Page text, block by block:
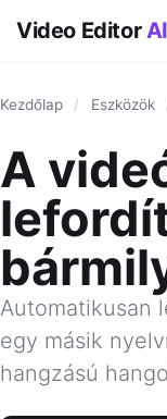
Video EditorAI
Kezdőlap / Eszközök
A
Automatikusan
egy másik
hangzású